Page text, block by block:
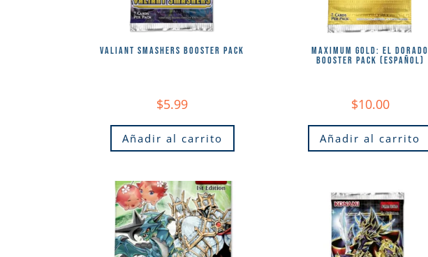
VALIANT SMASHERS BOOSTER PACK
$5.99
Añadir al carrito
MAXIMUM GOLD: EL DORADO
BOOSTER PACK (ESPAÑOL)
$10.00
Añadir al carrito